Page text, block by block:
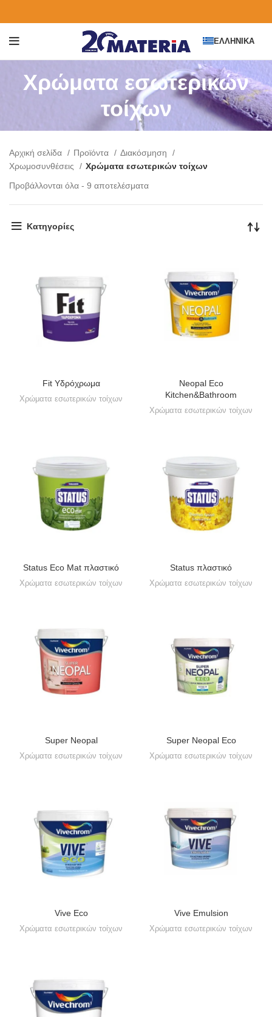
ΕΛΛΗΝΙΚΆ
Χρώματα εσωτερικών
τοίχων
Αρχική σελίδα Προϊόντα
Διακόσμηση
Χρωμοσυνθέσεις
Χρώματα εσωτερικών τοίχων
Προβάλλονται όλα - 9 αποτελέσματα
Κατηγορίες
Fit Υδρόχρωμα
Χρώματα εσωτερικών τοίχων
Neopal Eco
Kitchen&Bathroom
Χρώματα εσωτερικών τοίχων
Status Eco Mat πλαστικό
Χρώματα εσωτερικών τοίχων
Status πλαστικό
Χρώματα εσωτερικών τοίχων
Super Neopal
Χρώματα εσωτερικών τοίχων
Super Neopal Εco
Χρώματα εσωτερικών τοίχων
Vive Eco
Χρώματα εσωτερικών τοίχων
Vive Emulsion
Χρώματα εσωτερικών τοίχων